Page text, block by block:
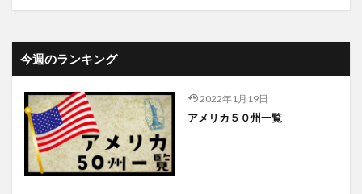
今週のランキング
2022年1月19日
アメリカ５０州一覧